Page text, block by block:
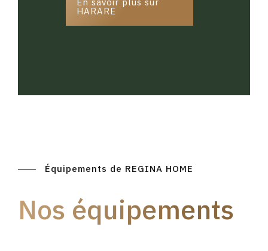
HARARE
Équipements de REGINA HOME
Nos équipements